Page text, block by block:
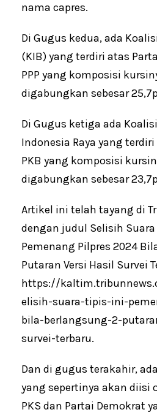
nama capres.
Di Gugus kedua, ada
(KIB) yang terdiri atas
PPP yang komposisi
digabungkan sebesar
Di Gugus ketiga ada
Indonesia Raya yang
PKB yang komposisi
digabungkan sebesar
Artikel ini telah tayang di
dengan judul Selisih
Pemenang Pilpres 2024
Putaran Versi Hasil Survei
https://
elisih-suara-tipis-ini-
bila-berlangsung-2-
survei-terbaru.
Dan di gugus terakahir,
yang sepertinya akan diisi
PKS dan Partai Demokrat